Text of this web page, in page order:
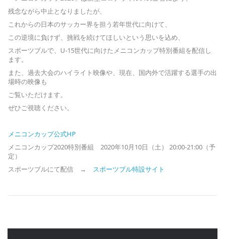
残念ながら中止となりましたが、
これからの日本のサッカー界を担う若年世代に向けて、
この逆境に負けず、挑戦を続けてほしいという思いを込め、
スポーツブルで、U-15世代に向けたメニコンカップ特別番組を配信し
ます。
また、過去大会のハイライト映像や、現在、国内外で活躍する選手の出
場時の映像も
ご覧いただけます。
ぜひご視聴ください。
メニコンカップ公式HP
メニコンカップ2020特別番組 2020年10月10日（土） 20:00-21:00（予
定）
スポーツブルにて配信 → スポーツブル特設サイト